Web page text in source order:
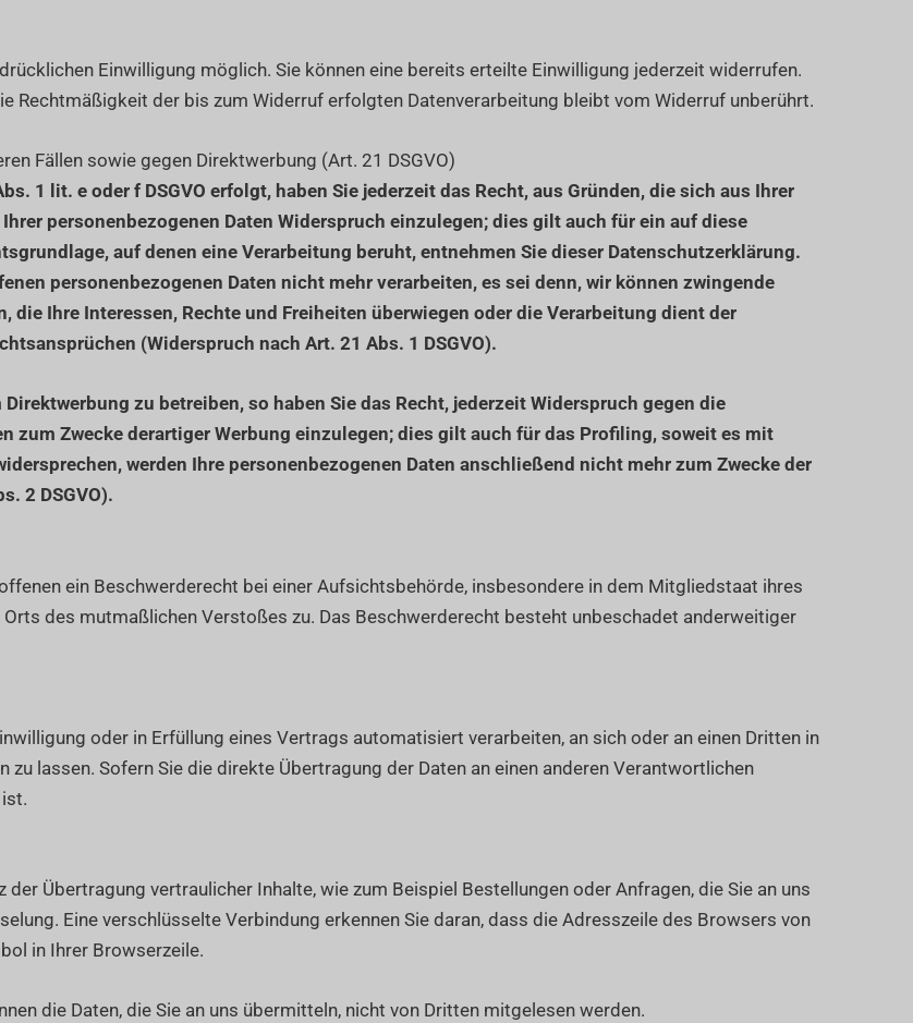
Einwilligung möglich. Sie können eine bereits erteilte Einwilligung jederzeit widerrufen.
Rechtmäßigkeit der bis zum Widerruf erfolgten Datenverarbeitung bleibt vom Widerruf unberührt.
Fällen sowie gegen Direktwerbung (Art. 21 DSGVO)
1 lit. e oder f DSGVO erfolgt, haben Sie jederzeit das Recht, aus Gründen, die sich aus Ihrer
personenbezogenen Daten Widerspruch einzulegen; dies gilt auch für ein auf diese
auf denen eine Verarbeitung beruht, entnehmen Sie dieser Datenschutzerklärung.
personenbezogenen Daten nicht mehr verarbeiten, es sei denn, wir können zwingende
Ihre Interessen, Rechte und Freiheiten überwiegen oder die Verarbeitung dient der
(Widerspruch nach Art. 21 Abs. 1 DSGVO).
zu betreiben, so haben Sie das Recht, jederzeit Widerspruch gegen die
zum Zwecke derartiger Werbung einzulegen; dies gilt auch für das Profiling, soweit es mit
werden Ihre personenbezogenen Daten anschließend nicht mehr zum Zwecke der
2 DSGVO).
ein Beschwerderecht bei einer Aufsichtsbehörde, insbesondere in dem Mitgliedstaat ihres
des mutmaßlichen Verstoßes zu. Das Beschwerderecht besteht unbeschadet anderweitiger
oder in Erfüllung eines Vertrags automatisiert verarbeiten, an sich oder an einen Dritten in
lassen. Sofern Sie die direkte Übertragung der Daten an einen anderen Verantwortlichen
Übertragung vertraulicher Inhalte, wie zum Beispiel Bestellungen oder Anfragen, die Sie an uns
Eine verschlüsselte Verbindung erkennen Sie daran, dass die Adresszeile des Browsers von
in Ihrer Browserzeile.
die Daten, die Sie an uns übermitteln, nicht von Dritten mitgelesen werden.